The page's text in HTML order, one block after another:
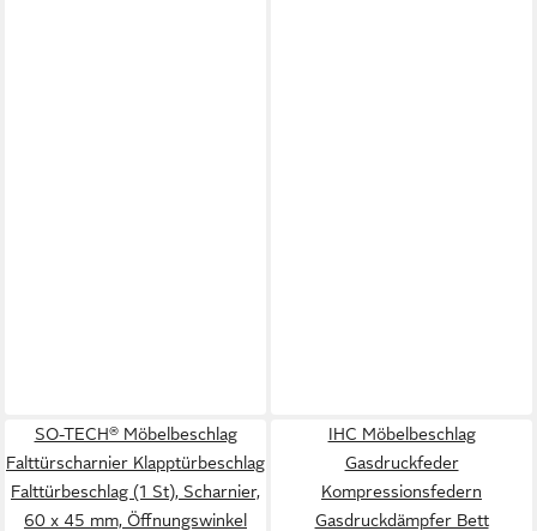
SO-TECH® Möbelbeschlag
Falttürscharnier Klapptürbeschlag
Falttürbeschlag (1 St), Scharnier,
60 x 45 mm, Öffnungswinkel
IHC Möbelbeschlag
Gasdruckfeder
Kompressionsfedern
Gasdruckdämpfer Bett